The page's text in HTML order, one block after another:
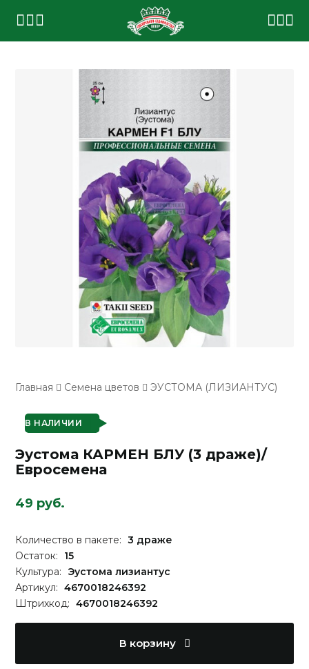
Главная Семена цветов ЭУСТОМА (ЛИЗИАНТУС)
В НАЛИЧИИ
Эустома КАРМЕН БЛУ (3 драже)/
Евросемена
49 руб.
Количество в пакете: 3 драже
Остаток:
15
Культура:
Эустома лизиантус
Артикул: 4670018246392
Штрихкод: 4670018246392
В корзину